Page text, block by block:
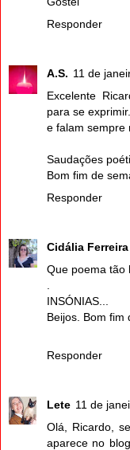
Responder
A.S. 11 de
Excelente
para se exprimir...
e falam sempre
Saudações
Bom fim de
Responder
Cidália Ferreira
Que poema tão
INSÓNIAS...
Beijos. Bom fim
Responder
Lete 11 de
Olá, Ricardo,
aparece no